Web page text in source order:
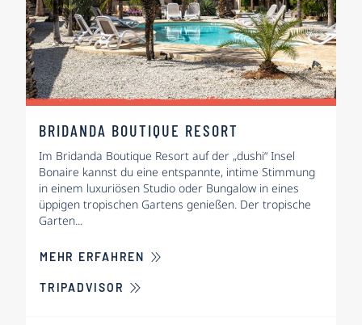
BRIDANDA BOUTIQUE RESORT
Im Bridanda Boutique Resort auf der „dushi“ Insel
Bonaire kannst du eine entspannte, intime Stimmung
in einem luxuriösen Studio oder Bungalow in eines
üppigen tropischen Gartens genießen. Der tropische
Garten...
MEHR ERFAHREN ÜBER BRIDANDA BOUTIQUE
TRIPADVISOR